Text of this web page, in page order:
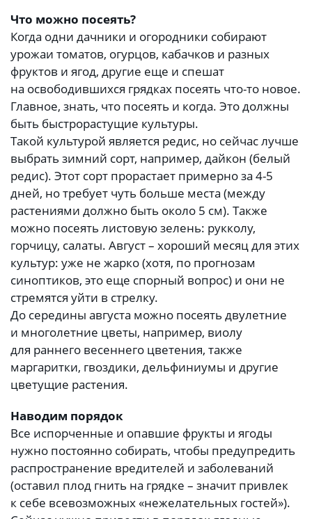
Что можно посеять?
Когда одни дачники и огородники собирают
урожаи томатов, огурцов, кабачков и разных
фруктов и ягод, другие еще и спешат
на освободившихся грядках посеять что-то новое.
Главное, знать, что посеять и когда. Это должны
быть быстрорастущие культуры.
Такой культурой является редис, но сейчас лучше
выбрать зимний сорт, например, дайкон (белый
редис). Этот сорт прорастает примерно за 4-5
дней, но требует чуть больше места (между
растениями должно быть около 5 см). Также
можно посеять листовую зелень: рукколу,
горчицу, салаты. Август – хороший месяц для этих
культур: уже не жарко (хотя, по прогнозам
синоптиков, это еще спорный вопрос) и они не
стремятся уйти в стрелку.
До середины августа можно посеять двулетние
и многолетние цветы, например, виолу
для раннего весеннего цветения, также
маргаритки, гвоздики, дельфиниумы и другие
цветущие растения.
Наводим порядок
Все испорченные и опавшие фрукты и ягоды
нужно постоянно собирать, чтобы предупредить
распространение вредителей и заболеваний
(оставил плод гнить на грядке – значит привлек
к себе всевозможных «нежелательных гостей»).